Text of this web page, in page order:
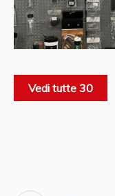
Vedi tutte 30